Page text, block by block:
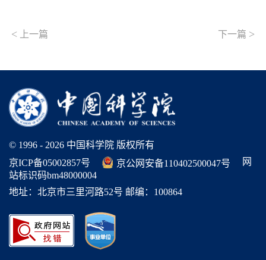
< 上一篇 下一篇 >
© 1996 - 2026 中国科学院 版权所有
京ICP备05002857号
京公网安备110402500047号
网
站标识码bm48000004
地址：北京市三里河路52号 邮编：100864